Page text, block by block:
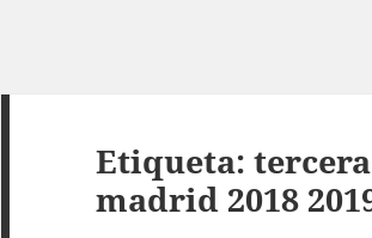
Etiqueta:
madrid 2018